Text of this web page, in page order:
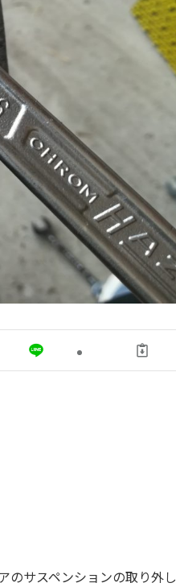
のサスペンションの取り外し